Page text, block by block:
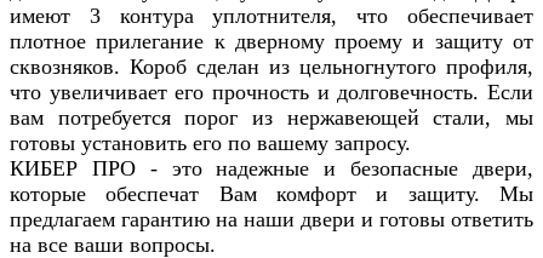
имеют 3 контура уплотнителя, что обеспечивает
плотное прилегание к дверному проему и защиту от
сквозняков. Короб сделан из цельногнутого профиля,
что увеличивает его прочность и долговечность. Если
вам потребуется порог из нержавеющей стали, мы
готовы установить его по вашему запросу.
КИБЕР ПРО - это надежные и безопасные двери,
которые обеспечат Вам комфорт и защиту. Мы
предлагаем гарантию на наши двери и готовы ответить
на все ваши вопросы.